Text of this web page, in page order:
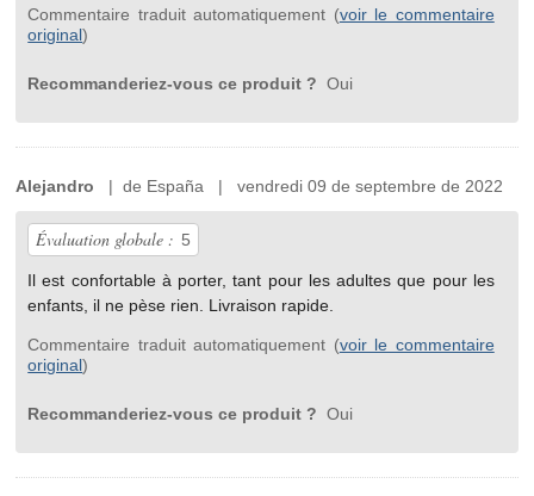
Commentaire traduit automatiquement (voir le commentaire
original)
Recommanderiez-vous ce produit ? Oui
Alejandro | de España | vendredi 09 de septembre de 2022
Évaluation globale : 5
Il est confortable à porter, tant pour les adultes que pour les
enfants, il ne pèse rien. Livraison rapide.
Commentaire traduit automatiquement (voir le commentaire
original)
Recommanderiez-vous ce produit ? Oui